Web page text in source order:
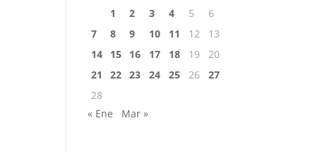
1
2 3 4 5
6
7
8 9 10 11 12
13
14
15 16 17 18 19
20
21
22 23 24 25 26
27
28
« Ene
Mar »